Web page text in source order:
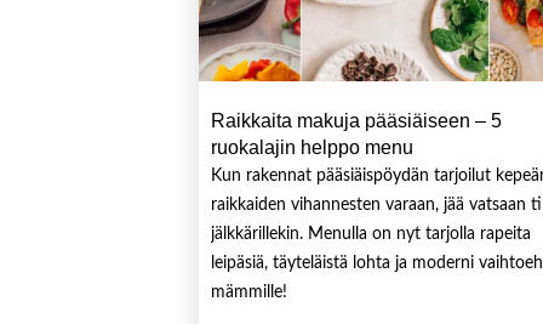
Raikkaita makuja pääsiäiseen – 5
ruokalajin helppo menu
Kun rakennat pääsiäispöydän tarjoilut
raikkaiden vihannesten varaan, jää vatsaan
jälkkärillekin. Menulla on nyt tarjolla rapeita
leipäsiä, täyteläistä lohta ja moderni
mämmille!